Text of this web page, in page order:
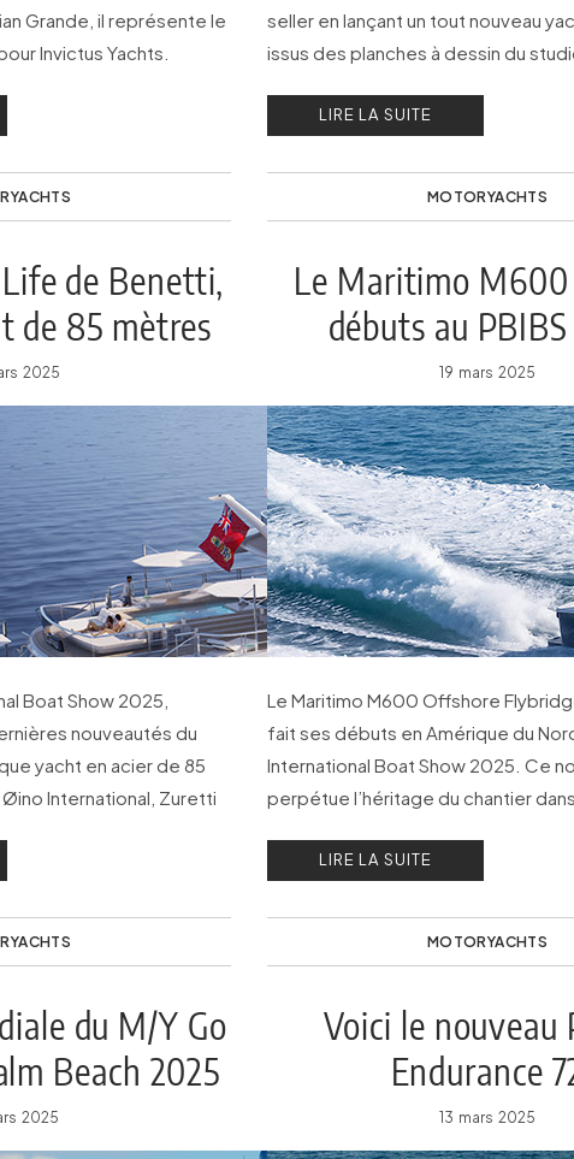
Grande, il représente le
Invictus Yachts.
seller en lançant un tout nouveau
issus des planches à dessin du
LIRE LA SUITE
MOTORYACHTS
de Benetti,
de 85 mètres
2025
Boat Show 2025,
nouveautés du
yacht en acier de 85
International, Zuretti
Le Maritimo
débuts au
19 mars 2025
Le Maritimo M600 Offshore
fait ses débuts en Amérique du
International Boat Show 2025. Ce
perpétue l’héritage du chantier
LIRE LA SUITE
MOTORYACHTS
du M/Y Go
Beach 2025
2025
Voici le nouveau
Endurance
13 mars 2025